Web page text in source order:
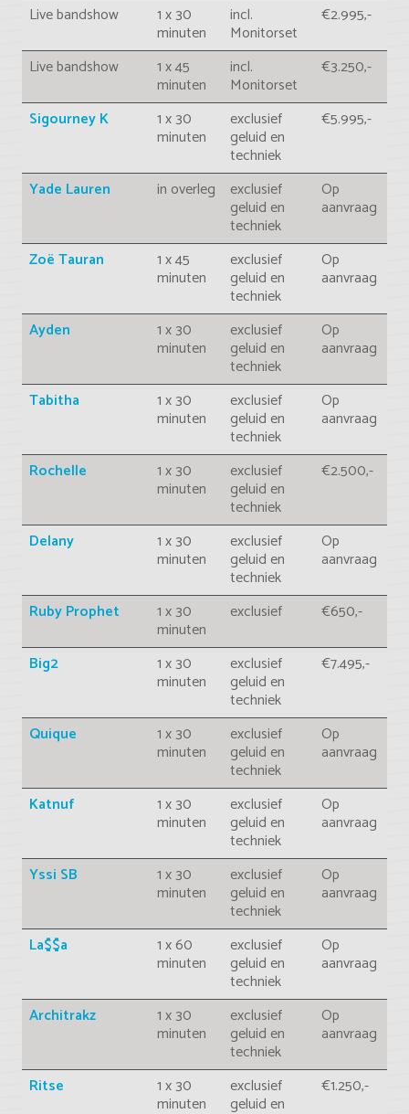
Live bandshow 1 x 30
minuten
incl.
Monitorset
€2.995,-
Live bandshow 1 x 45
minuten
incl.
Monitorset
€3.250,-
Sigourney K 1 x 30
minuten
exclusief
geluid en
techniek
€5.995,-
Yade Lauren in overleg exclusief
geluid en
techniek
Op
aanvraag
Zoë Tauran 1 x 45
minuten
exclusief
geluid en
techniek
Op
aanvraag
Ayden 1 x 30
minuten
exclusief
geluid en
techniek
Op
aanvraag
Tabitha 1 x 30
minuten
exclusief
geluid en
techniek
Op
aanvraag
Rochelle 1 x 30
minuten
exclusief
geluid en
techniek
€2.500,-
Delany 1 x 30
minuten
exclusief
geluid en
techniek
Op
aanvraag
Ruby Prophet 1 x 30
minuten
exclusief €650,-
Big2 1 x 30
minuten
exclusief
geluid en
techniek
€7.495,-
Quique 1 x 30
minuten
exclusief
geluid en
techniek
Op
aanvraag
Katnuf 1 x 30
minuten
exclusief
geluid en
techniek
Op
aanvraag
Yssi SB 1 x 30
minuten
exclusief
geluid en
techniek
Op
aanvraag
La$$a 1 x 60
minuten
exclusief
geluid en
techniek
Op
aanvraag
Architrakz 1 x 30
minuten
exclusief
geluid en
techniek
Op
aanvraag
Ritse 1 x 30
minuten
exclusief
geluid en
€1.250,-